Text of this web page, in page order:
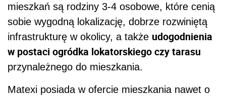
mieszkań są rodziny 3-4 osobowe, które cenią
sobie wygodną lokalizację, dobrze rozwiniętą
infrastrukturę w okolicy, a także udogodnienia
w postaci ogródka lokatorskiego czy tarasu
przynależnego do mieszkania.
Matexi posiada w ofercie mieszkania nawet o